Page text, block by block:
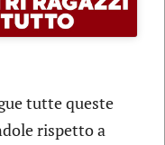
tutte queste
rispetto a